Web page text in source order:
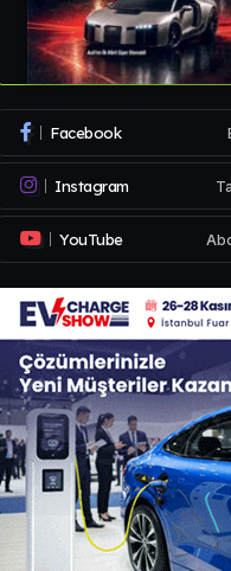
Facebook
Instagram
YouTube